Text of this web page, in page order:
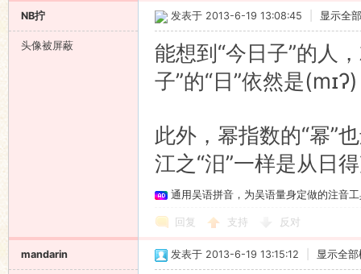
NB拧
头像被屏蔽
发表于 2013-6-19 13:08:45 显示全
能想到“今日子”的人
子”的“日”依然是
此外，幂指数的“幂”
江之“汨”一样是从日
通用吴语拼音，为吴语量身定做的注音
回复 支持 反对
mandarin 发表于 2013-6-19 13:15:12 显示全部